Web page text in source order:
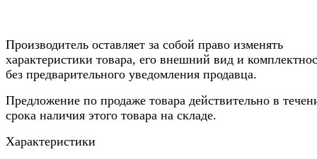
Производитель оставляет за собой право изменять
характеристики товара, его внешний вид и
без предварительного уведомления продавца.
Предложение по продаже товара действительно в
срока наличия этого товара на складе.
Характеристики